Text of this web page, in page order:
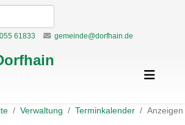
61833 gemeinde@dorfhain.de
Verwaltung Terminkalender Anzeigen